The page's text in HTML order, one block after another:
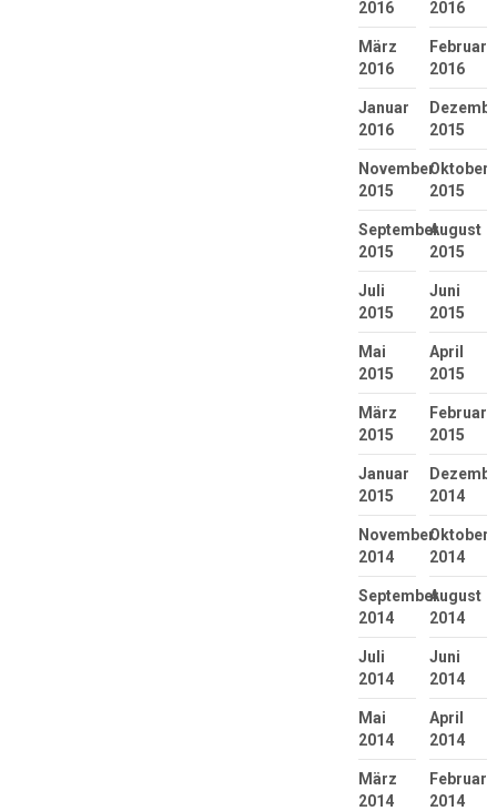
2016 2016
März
2016
Februar
2016
Januar
2016
2015
November
2015
Oktober
2015
September
2015
August
2015
Juli
2015
Juni
2015
Mai
2015
April
2015
März
2015
Februar
2015
Januar
2015
2014
November
2014
Oktober
2014
September
2014
August
2014
Juli
2014
Juni
2014
Mai
2014
April
2014
März
2014
Februar
2014